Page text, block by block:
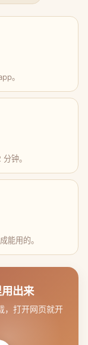
。
钟。
能用的。
出来
打开网页就开